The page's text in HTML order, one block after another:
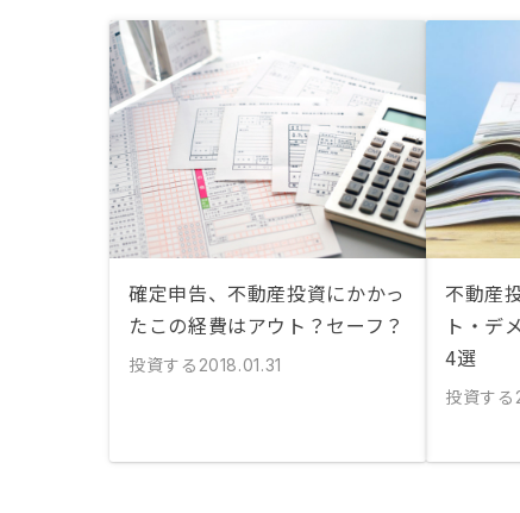
確定申告、不動産投資にかかっ
たこの経費はアウト？セーフ？
投資する 2018.01.31
不動産
ト・デ
4選
投資する